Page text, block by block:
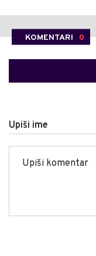
KOMENTARI 0
Upiši ime